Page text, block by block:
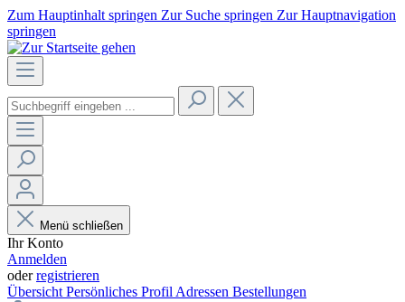
Zum Hauptinhalt springen Zur Suche springen Zur Hauptnavigation
springen
Menü schließen
Ihr Konto
Anmelden
oderregistrieren
Übersicht Persönliches Profil Adressen Bestellungen